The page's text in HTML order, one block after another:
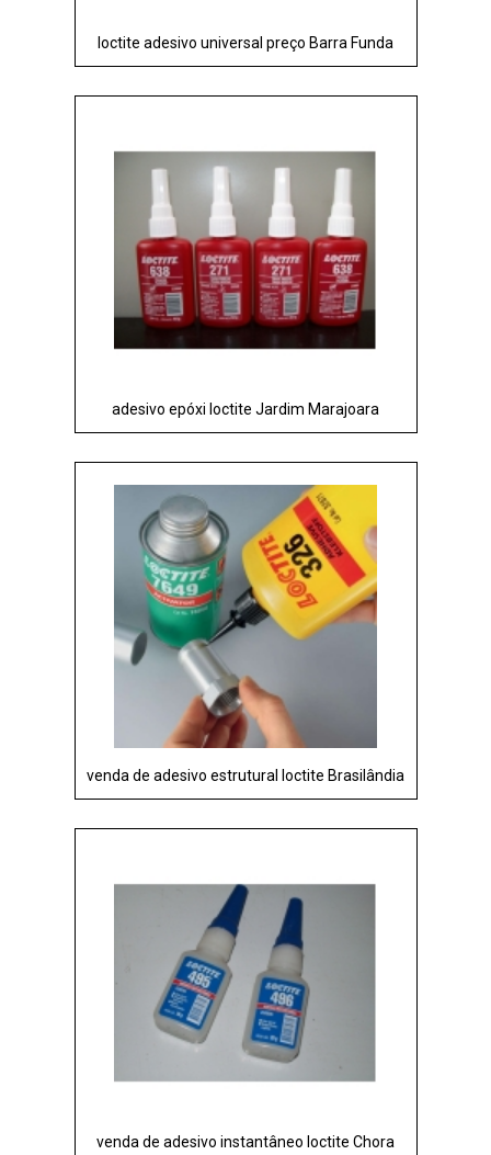
loctite adesivo universal preço Barra Funda
adesivo epóxi loctite Jardim Marajoara
venda de adesivo estrutural loctite Brasilândia
venda de adesivo instantâneo loctite Chora